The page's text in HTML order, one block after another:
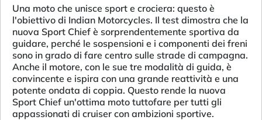
Una moto che unisce sport e crociera: questo è
l'obiettivo di Indian Motorcycles. Il test dimostra che la
nuova Sport Chief è sorprendentemente sportiva da
guidare, perché le sospensioni e i componenti dei freni
sono in grado di fare centro sulle strade di campagna.
Anche il motore, con le sue tre modalità di guida, è
convincente e ispira con una grande reattività e una
potente ondata di coppia. Questo rende la nuova
Sport Chief un'ottima moto tuttofare per tutti gli
appassionati di cruiser con ambizioni sportive.